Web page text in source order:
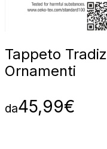
Tappeto
Ornamenti
da45,99€